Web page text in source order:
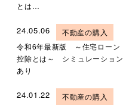
とは…
24.05.06
不動産の購入
令和6年最新版 ～住宅ローン
控除とは～ シミュレーション
あり
24.01.22
不動産の購入